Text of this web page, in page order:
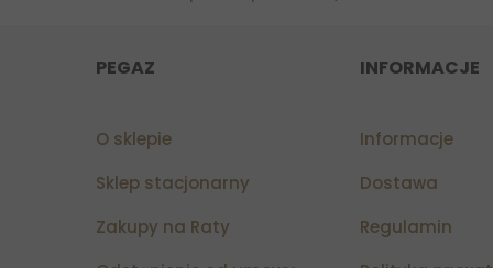
PEGAZ
O sklepie
Sklep stacjonarny
Zakupy na Raty
INFORMACJE
Informacje
Dostawa
Regulamin